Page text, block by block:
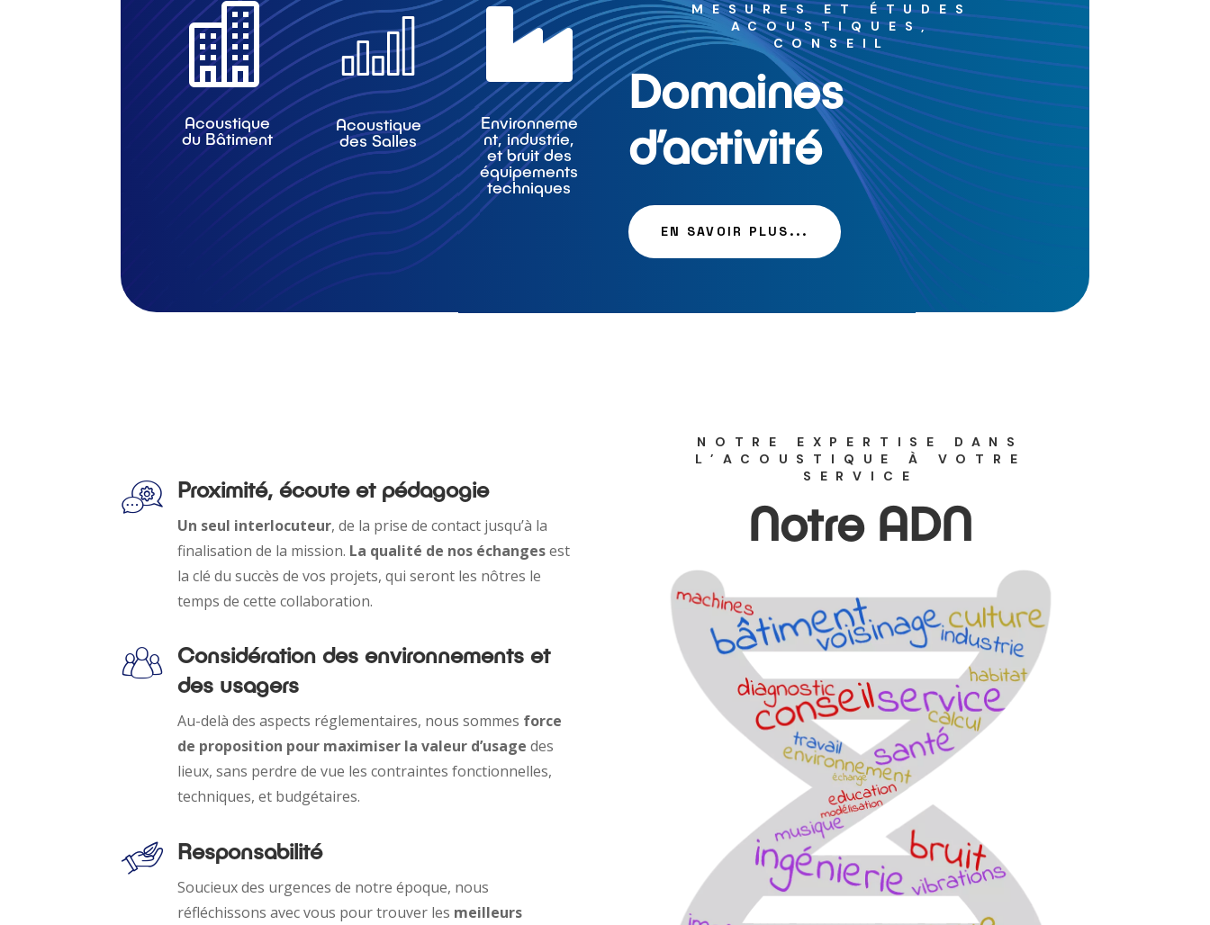

Acoustique
du Bâtiment
Acoustique
des Salles

Environneme
nt, industrie,
et bruit des
équipements
techniques
MESURES ET ÉTUDES
ACOUSTIQUES,
CONSEIL
Domaines
d’activité
EN SAVOIR PLUS...
Proximité, écoute et pédagogie
Un seul interlocuteur, de la prise de contact jusqu’à la
finalisation de la mission. La qualité de nos échangesest
la clé du succès de vos projets, qui seront les nôtres le
temps de cette collaboration.
Considération des environnements et
des usagers
Au-delà des aspects réglementaires, nous sommes force
de proposition pour maximiser la valeur d’usage des
lieux, sans perdre de vue les contraintes fonctionnelles,
techniques, et budgétaires.
Responsabilité
Soucieux des urgences de notre époque, nous
réfléchissons avec vous pour trouver les meilleurs
NOTRE EXPERTISE DANS
L’ACOUSTIQUE À VOTRE
SERVICE
Notre ADN